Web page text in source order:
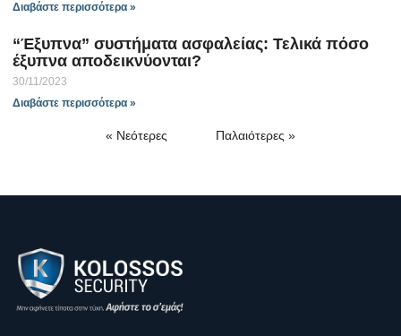
Διαβάστε περισσότερα »
“Έξυπνα” συστήματα ασφαλείας: Τελικά πόσο
έξυπνα αποδεικνύονται?
30/11/2023
Διαβάστε περισσότερα »
« Νεότερες Παλαιότερες »